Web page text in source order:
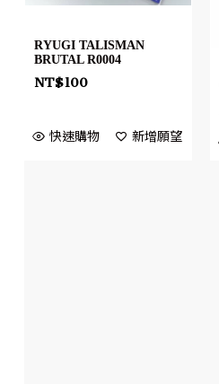
RYUGI TALISMAN
BRUTAL R0004
NT$100
快速購物 新增願望